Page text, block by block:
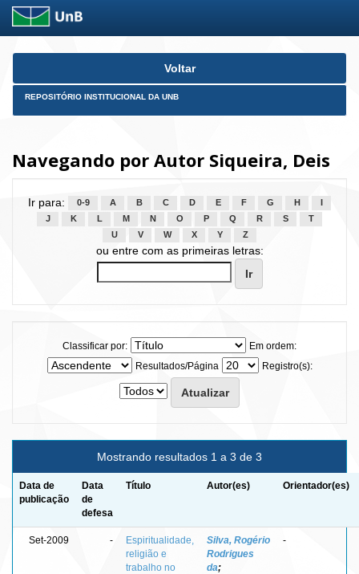
Skip
Voltar
REPOSITÓRIO INSTITUCIONAL DA UNB
Navegando por Autor Siqueira, Deis
Ir para: 0-9 A B C D E F G H
J
K L M N O P Q R S
T
U
V W X Y Z
ou entre com as primeiras letras:
Classificar por:
Em ordem:
Resultados/Página
Registro(s):
Mostrando resultados 1 a 3 de 3
Data de
publicação
Data
de
defesa
Título Autor(es) Orientador(es)
Set-2009 -
Espiritualidade,
religião e
trabalho no
Silva, Rogério
Rodrigues
da;
-